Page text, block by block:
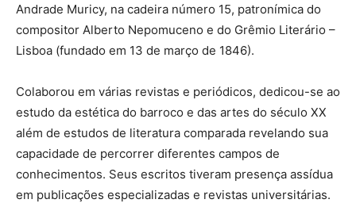
Andrade Muricy, na cadeira número 15, patronímica do
compositor Alberto Nepomuceno e do Grêmio Literário –
Lisboa (fundado em 13 de março de 1846).
Colaborou em várias revistas e periódicos, dedicou-se ao
estudo da estética do barroco e das artes do século XX
além de estudos de literatura comparada revelando sua
capacidade de percorrer diferentes campos de
conhecimentos. Seus escritos tiveram presença assídua
em publicações especializadas e revistas universitárias.